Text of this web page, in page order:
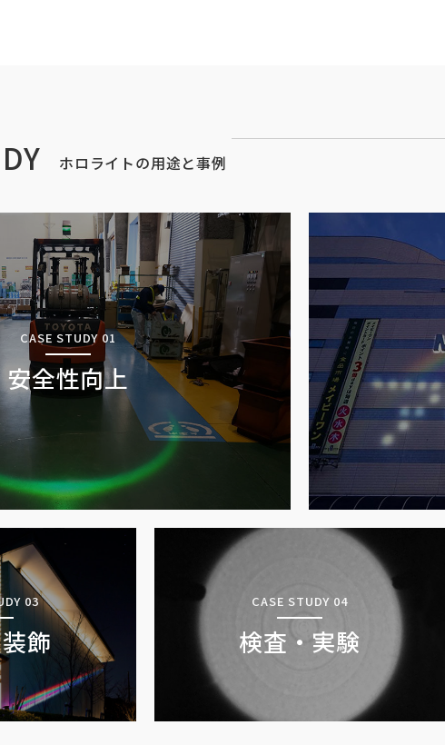
ホロライトの用途と事例
CASE STUDY 01
安全性向上
03
飾
CASE STUDY 04
検査・実験